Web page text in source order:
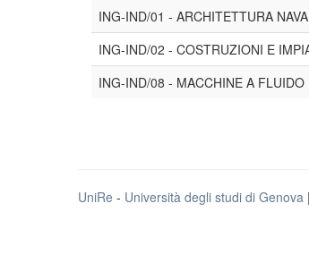
ING-IND/01 - ARCHITETTURA
ING-IND/02 - COSTRUZIONI E
ING-IND/08 - MACCHINE A FLUIDO
UniRe - Università degli studi di Genova |